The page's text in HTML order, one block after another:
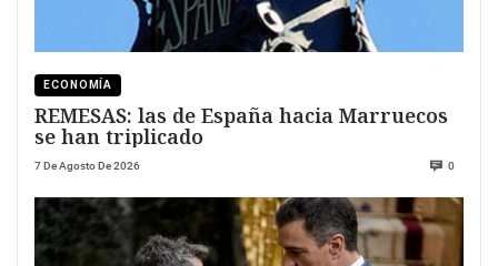
ECONOMÍA
REMESAS: las de España hacia Marruecos
se han triplicado
7 De Agosto De 2026 0